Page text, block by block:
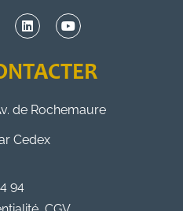
de Rochemaure
Cedex
94